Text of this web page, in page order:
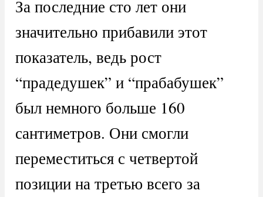
За последние сто лет они
значительно прибавили этот
показатель, ведь рост
“прадедушек” и “прабабушек”
был немного больше 160
сантиметров. Они смогли
переместиться с четвертой
позиции на третью всего за